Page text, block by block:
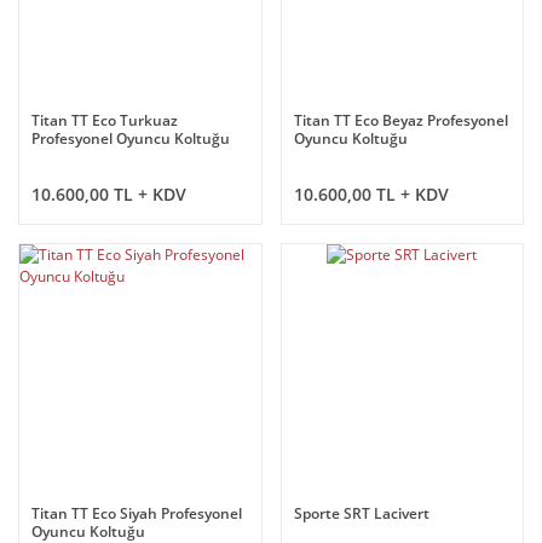
Titan TT Eco Turkuaz
Profesyonel Oyuncu Koltuğu
10.600,00 TL + KDV
Titan TT Eco Beyaz Profesyonel
Oyuncu Koltuğu
10.600,00 TL + KDV
Titan TT Eco Siyah Profesyonel
Oyuncu Koltuğu
Sporte SRT Lacivert